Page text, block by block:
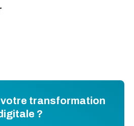
votre transformation
?